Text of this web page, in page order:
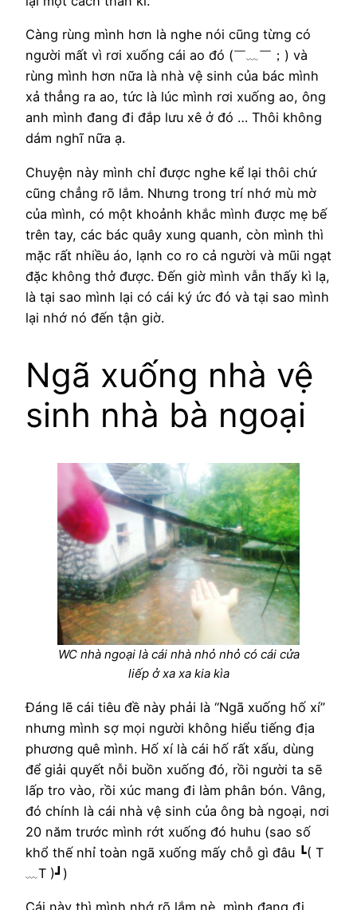
Càng rùng mình hơn là nghe nói cũng từng có
người mất vì rơi xuống cái ao đó (￣﹏￣；) và
rùng mình hơn nữa là nhà vệ sinh của bác mình
xả thẳng ra ao, tức là lúc mình rơi xuống ao, ông
anh mình đang đi đắp lưu xê ở đó … Thôi không
dám nghĩ nữa ạ.
Chuyện này mình chỉ được nghe kể lại thôi chứ
cũng chẳng rõ lắm. Nhưng trong trí nhớ mù mờ
của mình, có một khoảnh khắc mình được mẹ bế
trên tay, các bác quây xung quanh, còn mình thì
mặc rất nhiều áo, lạnh co ro cả người và mũi ngạt
đặc không thở được. Đến giờ mình vẫn thấy kì lạ,
là tại sao mình lại có cái ký ức đó và tại sao mình
lại nhớ nó đến tận giờ.
Ngã xuống nhà vệ
sinh nhà bà ngoại
WC nhà ngoại là cái nhà nhỏ nhỏ có cái cửa
liếp ở xa xa kia kìa
Đáng lẽ cái tiêu đề này phải là “Ngã xuống hố xí”
nhưng mình sợ mọi người không hiểu tiếng địa
phương quê mình. Hố xí là cái hố rất xấu, dùng
để giải quyết nỗi buồn xuống đó, rồi người ta sẽ
lấp tro vào, rồi xúc mang đi làm phân bón. Vâng,
đó chính là cái nhà vệ sinh của ông bà ngoại, nơi
20 năm trước mình rớt xuống đó huhu (sao số
khổ thế nhỉ toàn ngã xuống mấy chỗ gì đâu ┗( T
﹏T )┛)
Cái này thì mình nhớ rõ lắm nè, mình đang đi